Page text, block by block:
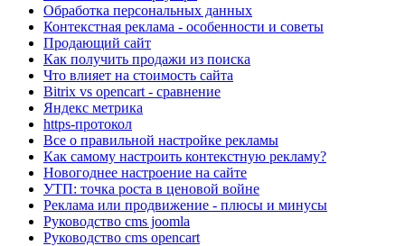
Обработка персональных данных
Контекстная реклама - особенности и советы
Продающий сайт
Как получить продажи из поиска
Что влияет на стоимость сайта
Bitrix vs opencart - сравнение
Яндекс метрика
https-протокол
Все о правильной настройке рекламы
Как самому настроить контекстную рекламу?
Новогоднее настроение на сайте
УТП: точка роста в ценовой войне
Реклама или продвижение - плюсы и минусы
Руководство cms joomla
Руководство cms opencart